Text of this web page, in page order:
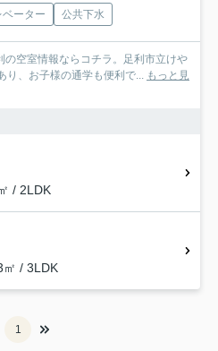
ベーター 公共下水
の空室情報ならコチラ。足利市立けや
り、お子様の通学も便利で... もっと見
/ 2LDK
㎡ / 3LDK
1